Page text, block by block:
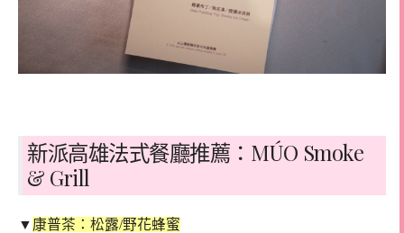
新派高雄法式餐廳推薦：MÚO Smoke
& Grill
▼ 康普茶：松露/野花蜂蜜